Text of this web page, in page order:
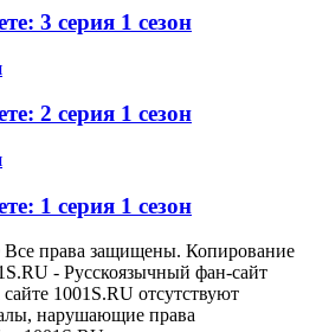
3 серия 1 сезон
2 серия 1 сезон
1 серия 1 сезон
права защищены. Копирование
- Русскоязычный фан-сайт
1001S.RU отсутствуют
нарушающие права